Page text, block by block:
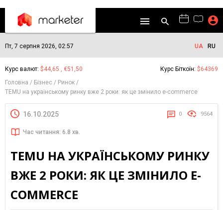
Пт, 7 серпня 2026, 02:57 UA RU
Курс валют: $44,65 , €51,50 Курс Біткоїн: $64369
Головна
Бізнес
Ринок
TEMU на українському ринку вже 2 роки: як це змінило e-commerce
16.10.2025 0 9564
Час читання: 6.8 хв.
TEMU НА УКРАЇНСЬКОМУ РИНКУ
ВЖЕ 2 РОКИ: ЯК ЦЕ ЗМІНИЛО E-
COMMERCE